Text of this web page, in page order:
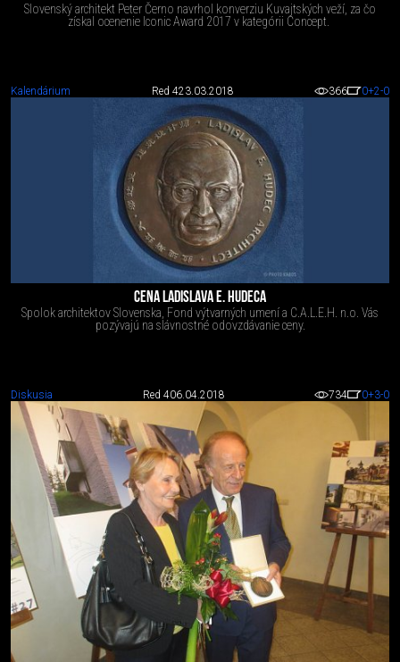
Slovenský architekt Peter Černo navrhol konverziu Kuvajtských veží, za čo
získal ocenenie Iconic Award 2017 v kategórii Concept.
Kalendárium Red 423.03.2018 366 0+2-0
CENA LADISLAVA E. HUDECA
Spolok architektov Slovenska, Fond výtvarných umení a C.A.L.E.H. n.o. Vás
pozývajú na slávnostné odovzdávanie ceny.
Diskusia Red 406.04.2018 734 0+3-0